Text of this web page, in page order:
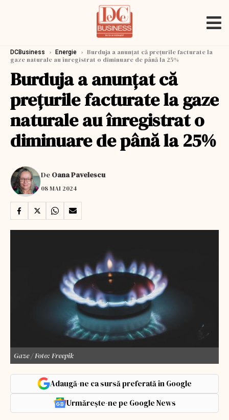
DCBusiness › Energie › Burduja a anunțat că prețurile facturate la
gaze naturale au înregistrat o diminuare de până la 25%
Burduja a anunțat că
prețurile facturate la gaze
naturale au înregistrat o
diminuare de până la 25%
De Oana Pavelescu
08 MAI 2024
Gaze / Foto: Freepik
Adaugă-ne ca sursă preferată în Google
Urmărește-ne pe Google News